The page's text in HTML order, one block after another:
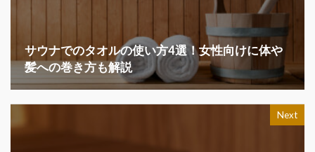
サウナでのタオルの使い方4選！女性向けに体や
髪への巻き方も解説
Next